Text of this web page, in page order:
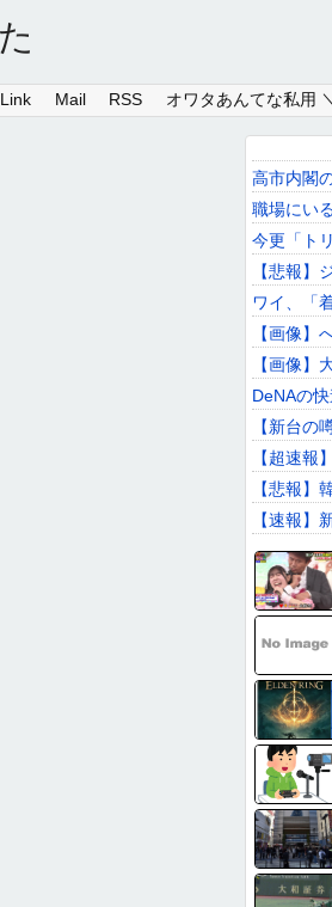
Link Mail RSS オワタあんてな私用
高市内閣
職場にい
今更「ト
【悲報】
ワイ、「
【画像】
【画像】
DeNAの
【新台の
【超速報
【悲報】
【速報】
2026年8
【サモー
【戦慄】
【戦慄】
Link
Mail
RSS
オワタ
5ちゃん
2ちゃん
まとめ